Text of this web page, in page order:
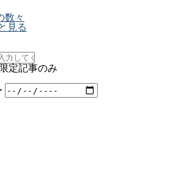
数々
見る
定記事のみ